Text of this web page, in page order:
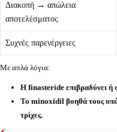
Διακοπή → απώλεια
αποτελέσματος
Συχνές παρενέργειες
Με απλά λόγια:
Η finasteride επιβραδύνει ή
Το minoxidil βοηθά τους
τρίχες.